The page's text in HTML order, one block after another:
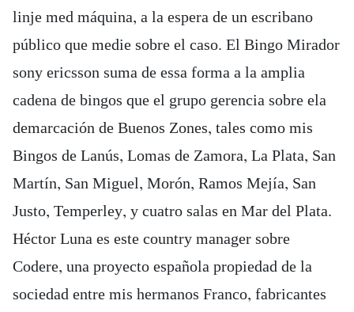
linje med máquina, a la espera de un escribano
público que medie sobre el caso. El Bingo Mirador
sony ericsson suma de essa forma a la amplia
cadena de bingos que el grupo gerencia sobre ela
demarcación de Buenos Zones, tales como mis
Bingos de Lanús, Lomas de Zamora, La Plata, San
Martín, San Miguel, Morón, Ramos Mejía, San
Justo, Temperley, y cuatro salas en Mar del Plata.
Héctor Luna es este country manager sobre
Codere, una proyecto española propiedad de la
sociedad entre mis hermanos Franco, fabricantes